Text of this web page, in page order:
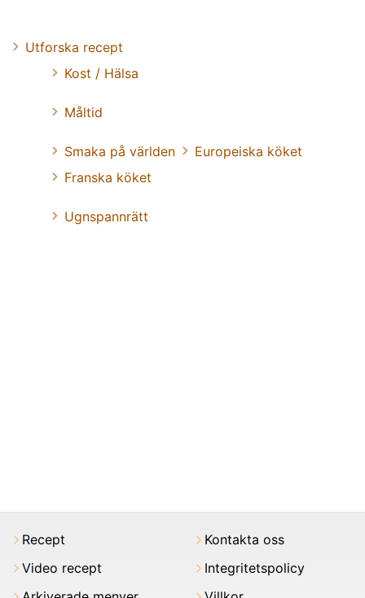
Utforska recept
Kost / Hälsa
Måltid
Smaka på världen
Europeiska köket
Franska köket
Ugnspannrätt
Recept
Video recept
Kontakta oss
Integritetspolicy